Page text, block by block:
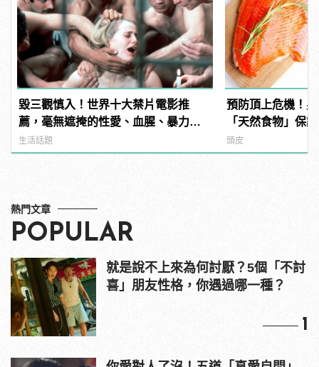
毀三觀慎入！世界十大禁片電影推
薦，毫無遮掩的性愛、血腥、暴力、
噁心到極致！
生活話題
預防頂上危機！
「天然食物」保
髮！
頭皮
熱門文章
POPULAR
就是說不上來為何討厭？5個「不討
喜」朋友性格，你遇過哪一種？
1